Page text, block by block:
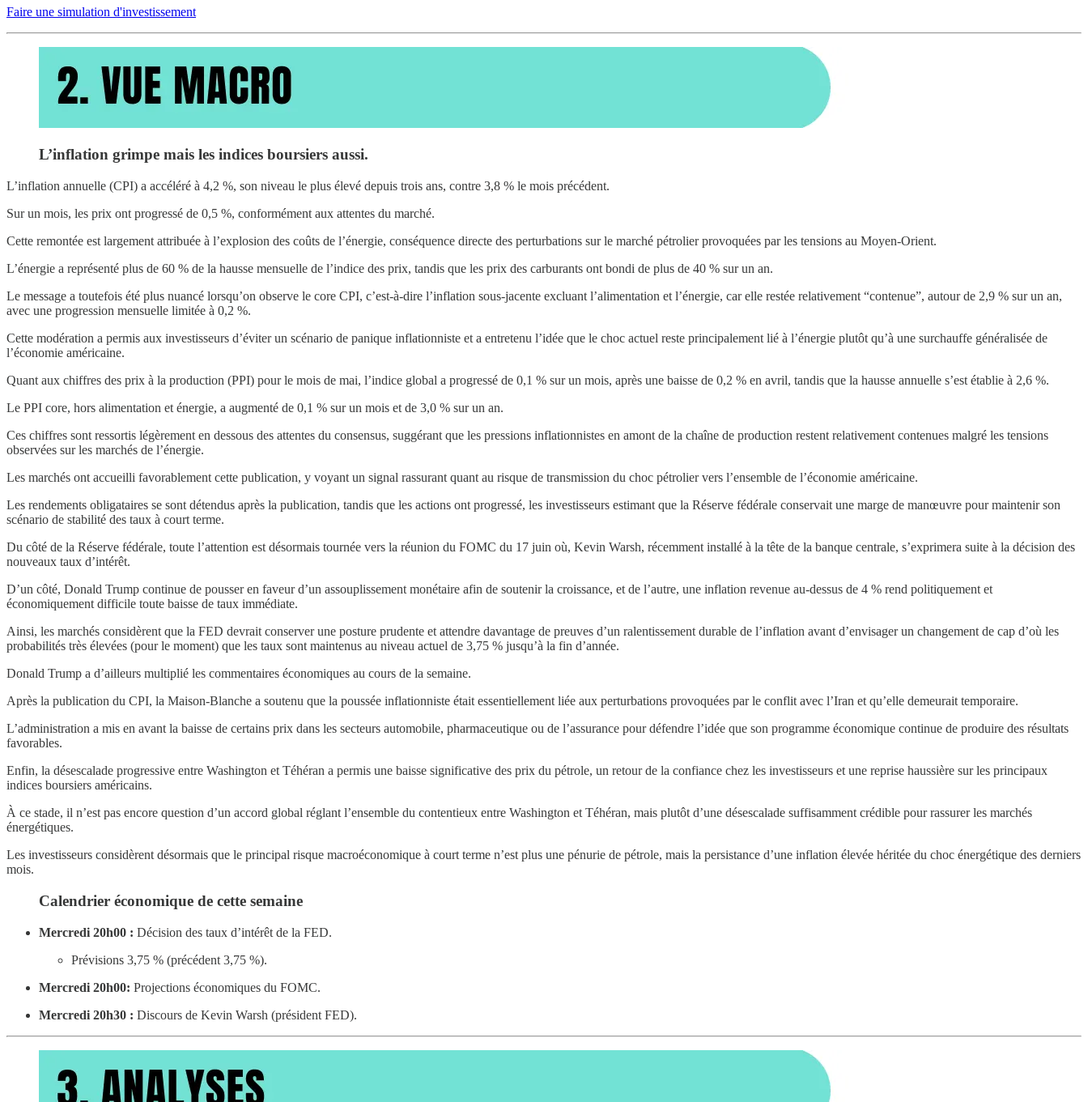
Faire une simulation d'investissement
L’inflation grimpe mais les indices boursiers aussi.
L’inflation annuelle (CPI) a accéléré à 4,2 %, son niveau le plus élevé depuis trois ans, contre 3,8 % le mois précédent.
Sur un mois, les prix ont progressé de 0,5 %, conformément aux attentes du marché.
Cette remontée est largement attribuée à l’explosion des coûts de l’énergie, conséquence directe des perturbations sur le marché pétrolier provoquées par les tensions au Moyen-Orient.
L’énergie a représenté plus de 60 % de la hausse mensuelle de l’indice des prix, tandis que les prix des carburants ont bondi de plus de 40 % sur un an.
Le message a toutefois été plus nuancé lorsqu’on observe le core CPI, c’est-à-dire l’inflation sous-jacente excluant l’alimentation et l’énergie, car elle restée relativement “contenue”, autour de 2,9 % sur un an,
avec une progression mensuelle limitée à 0,2 %.
Cette modération a permis aux investisseurs d’éviter un scénario de panique inflationniste et a entretenu l’idée que le choc actuel reste principalement lié à l’énergie plutôt qu’à une surchauffe généralisée de
l’économie américaine.
Quant aux chiffres des prix à la production (PPI) pour le mois de mai, l’indice global a progressé de 0,1 % sur un mois, après une baisse de 0,2 % en avril, tandis que la hausse annuelle s’est établie à 2,6 %.
Le PPI core, hors alimentation et énergie, a augmenté de 0,1 % sur un mois et de 3,0 % sur un an.
Ces chiffres sont ressortis légèrement en dessous des attentes du consensus, suggérant que les pressions inflationnistes en amont de la chaîne de production restent relativement contenues malgré les tensions
observées sur les marchés de l’énergie.
Les marchés ont accueilli favorablement cette publication, y voyant un signal rassurant quant au risque de transmission du choc pétrolier vers l’ensemble de l’économie américaine.
Les rendements obligataires se sont détendus après la publication, tandis que les actions ont progressé, les investisseurs estimant que la Réserve fédérale conservait une marge de manœuvre pour maintenir son
scénario de stabilité des taux à court terme.
Du côté de la Réserve fédérale, toute l’attention est désormais tournée vers la réunion du FOMC du 17 juin où, Kevin Warsh, récemment installé à la tête de la banque centrale, s’exprimera suite à la décision des
nouveaux taux d’intérêt.
D’un côté, Donald Trump continue de pousser en faveur d’un assouplissement monétaire afin de soutenir la croissance, et de l’autre, une inflation revenue au-dessus de 4 % rend politiquement et
économiquement difficile toute baisse de taux immédiate.
Ainsi, les marchés considèrent que la FED devrait conserver une posture prudente et attendre davantage de preuves d’un ralentissement durable de l’inflation avant d’envisager un changement de cap d’où les
probabilités très élevées (pour le moment) que les taux sont maintenus au niveau actuel de 3,75 % jusqu’à la fin d’année.
Donald Trump a d’ailleurs multiplié les commentaires économiques au cours de la semaine.
Après la publication du CPI, la Maison-Blanche a soutenu que la poussée inflationniste était essentiellement liée aux perturbations provoquées par le conflit avec l’Iran et qu’elle demeurait temporaire.
L’administration a mis en avant la baisse de certains prix dans les secteurs automobile, pharmaceutique ou de l’assurance pour défendre l’idée que son programme économique continue de produire des résultats
favorables.
Enfin, la désescalade progressive entre Washington et Téhéran a permis une baisse significative des prix du pétrole, un retour de la confiance chez les investisseurs et une reprise haussière sur les principaux
indices boursiers américains.
À ce stade, il n’est pas encore question d’un accord global réglant l’ensemble du contentieux entre Washington et Téhéran, mais plutôt d’une désescalade suffisamment crédible pour rassurer les marchés
énergétiques.
Les investisseurs considèrent désormais que le principal risque macroéconomique à court terme n’est plus une pénurie de pétrole, mais la persistance d’une inflation élevée héritée du choc énergétique des derniers
mois.
Calendrier économique de cette semaine
Mercredi 20h00 : Décision des taux d’intérêt de la FED.
Prévisions 3,75 % (précédent 3,75 %).
Mercredi 20h00: Projections économiques du FOMC.
Mercredi 20h30 : Discours de Kevin Warsh (président FED).